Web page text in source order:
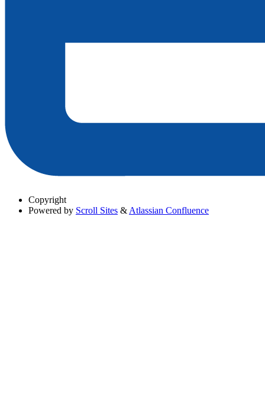
Copyright
Powered by Scroll Sites & Atlassian Confluence